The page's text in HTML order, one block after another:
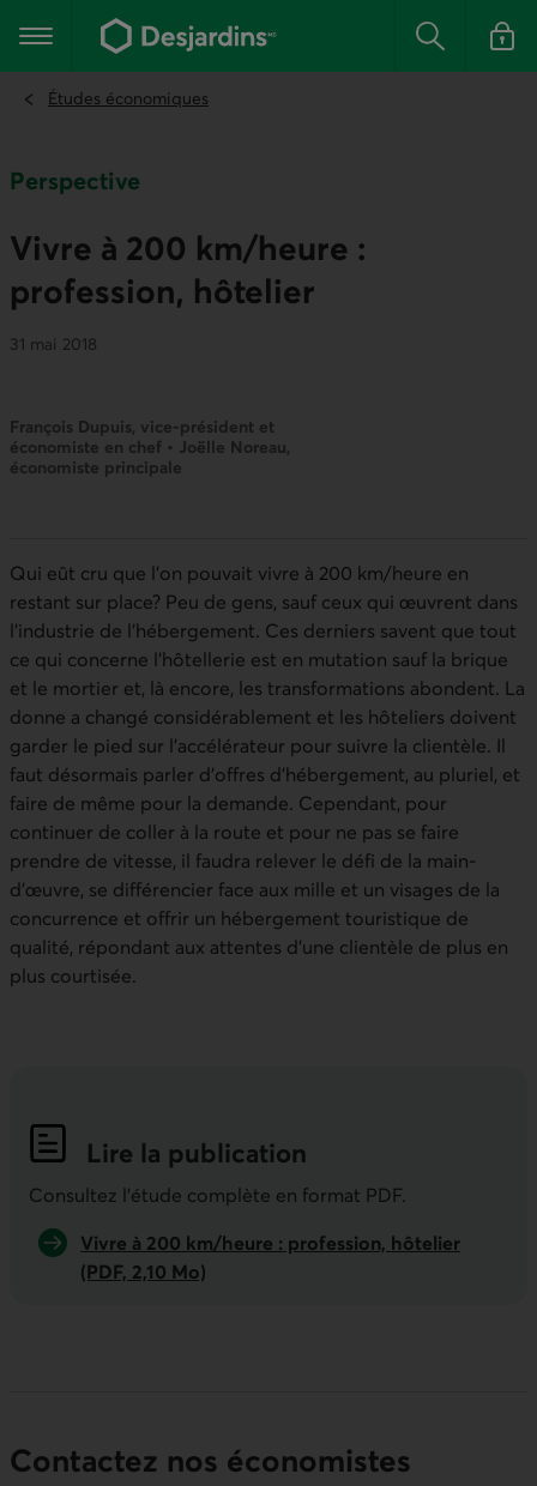
contenu
Menu principal Rechercher
Se
Études économiques
Perspective
Vivre à 200 km/heure :
profession, hôtelier
31 mai 2018
François Dupuis, vice-président et
économiste en chef • Joëlle Noreau,
économiste principale
Qui eût cru que l’on pouvait vivre à 200 km/heure en
restant sur place? Peu de gens, sauf ceux qui œuvrent dans
l’industrie de l’hébergement. Ces derniers savent que tout
ce qui concerne l’hôtellerie est en mutation sauf la brique
et le mortier et, là encore, les transformations abondent. La
donne a changé considérablement et les hôteliers doivent
garder le pied sur l’accélérateur pour suivre la clientèle. Il
faut désormais parler d’offres d’hébergement, au pluriel, et
faire de même pour la demande. Cependant, pour
continuer de coller à la route et pour ne pas se faire
prendre de vitesse, il faudra relever le défi de la main-
d’œuvre, se différencier face aux mille et un visages de la
concurrence et offrir un hébergement touristique de
qualité, répondant aux attentes d’une clientèle de plus en
plus courtisée.
Lire la publication
Indicateurs économiques de la
Consultez l'étude complète en format PDF.
Vivre à 200 km/heure : profession, hôtelier
(PDF, 2,10 Mo)
Contactez nos économistes